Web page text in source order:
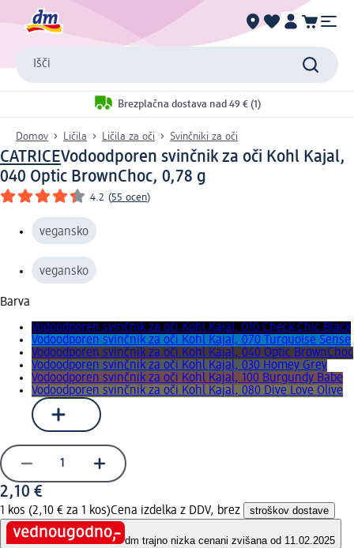
Išči
Brezplačna dostava nad 49 € (1)
Domov Ličila Ličila za oči Svinčniki za oči
CATRICEVodoodporen svinčnik za oči Kohl Kajal,
040 Optic BrownChoc, 0,78 g
4.2 (55 ocen)
vegansko
vegansko
Barva
Vodoodporen svinčnik za oči Kohl Kajal, 010 Check Chic Black
Vodoodporen svinčnik za oči Kohl Kajal, 070 Turquoise Sense
Vodoodporen svinčnik za oči Kohl Kajal, 040 Optic BrownChoc
Vodoodporen svinčnik za oči Kohl Kajal, 030 Homey Grey
Vodoodporen svinčnik za oči Kohl Kajal, 100 Burgundy Babe
Vodoodporen svinčnik za oči Kohl Kajal, 080 Dive Love Olive
2,10 €
1 kos (2,10 € za 1 kos)Cena izdelka z DDV, brez stroškov dostave
dm trajno nizka cenani zvišana od 11.02.2025